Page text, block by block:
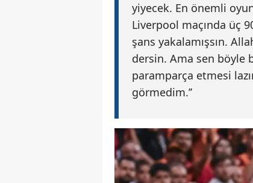
yiyecek. En önemli
Liverpool maçında üç
şans yakalamışsın.
dersin. Ama sen böyle
paramparça etmesi
görmedim.’’